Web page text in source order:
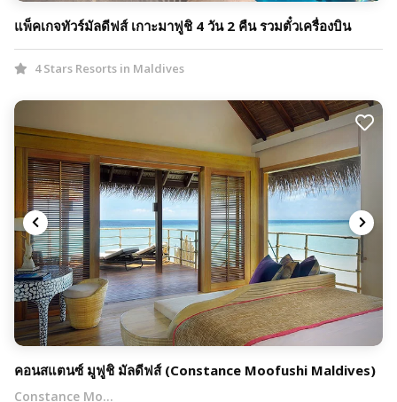
แพ็คเกจทัวร์มัลดีฟส์ เกาะมาฟูชิ 4 วัน 2 คืน รวมตั๋วเครื่องบิน
4 Stars Resorts in Maldives
คอนสแตนซ์ มูฟูชิ มัลดีฟส์ (Constance Moofushi Maldives)
Constance Mo…